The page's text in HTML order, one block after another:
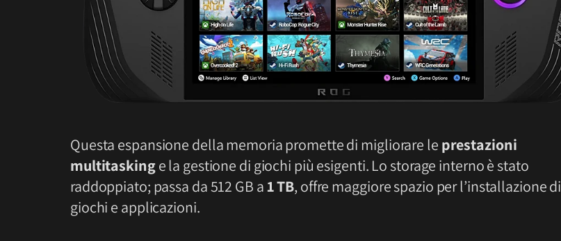
Questa espansione della memoria promette di migliorare le prestazioni
multitaskinge la gestione di giochi più esigenti. Lo storage interno è stato
raddoppiato; passa da 512 GB a1 TB, offre maggiore spazio per l’installazione di
giochi e applicazioni.